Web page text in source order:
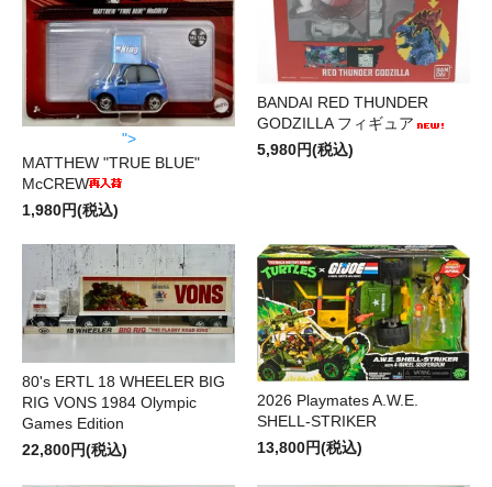
">
MATTHEW "TRUE BLUE"
McCREW
1,980円(税込)
BANDAI RED THUNDER
GODZILLA フィギュア
5,980円(税込)
80's ERTL 18 WHEELER BIG
RIG VONS 1984 Olympic
Games Edition
22,800円(税込)
2026 Playmates A.W.E.
SHELL-STRIKER
13,800円(税込)